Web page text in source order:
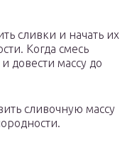
сливки и начать их
Когда смесь
довести массу до
сливочную массу